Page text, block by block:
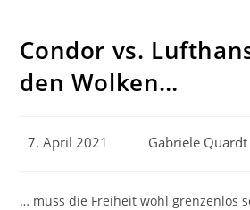
Condor vs.
den Wolken…
Beitrag
7. April 2021
Beitrags-
Gabriele Quardt
… muss die Freiheit wohl grenzenlos